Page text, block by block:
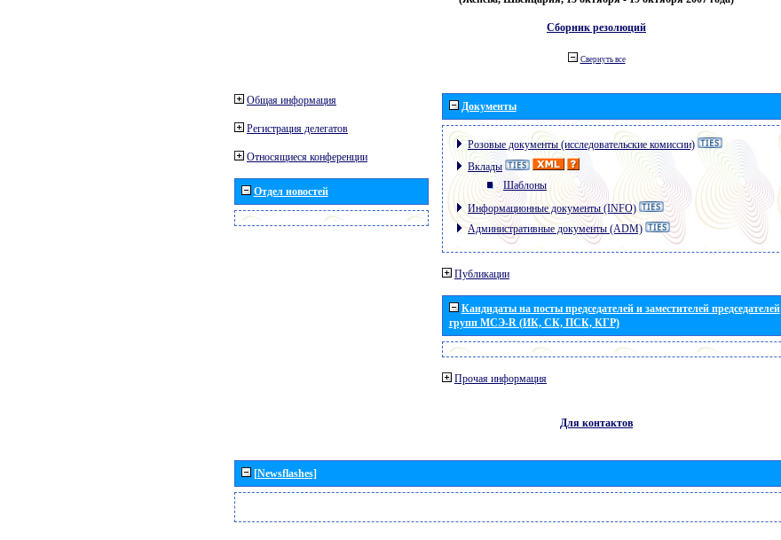
Сборник резолюций
Свернуть все
Общая информация
Регистрация делегатов
Относящиеся конференции
Отдел новостей
Документы
Розовые документы (исследовательские комиссии)
Вклады
Шаблоны
Информационные документы (INFO)
Административные документы (ADM)
Публикации
Кандидаты на посты председателей и заместителей председателей
групп МСЭ-R (ИК, СК, ПСК, КГР)
Прочая информация
Для контактов
[Newsflashes]